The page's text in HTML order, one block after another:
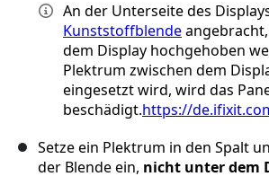
An der Unterseite des
Kunststoffblende
dem Display hochgehoben
Plektrum zwischen dem
eingesetzt wird, wird das
beschädigt.https://
Setze ein Plektrum in den Spalt
der Blende ein, nicht unter dem